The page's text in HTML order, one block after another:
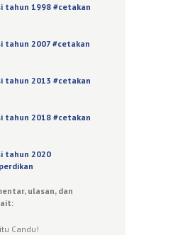
tahun 1998 #cetakan
tahun 2007 #cetakan
tahun 2013 #cetakan
tahun 2018 #cetakan
tahun 2020
ulasan, dan
Candu!